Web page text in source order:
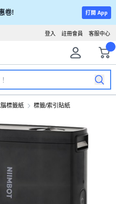
卷! 打開 App
客服中心
註冊會員
登入
標籤紙 標籤/索引貼紙